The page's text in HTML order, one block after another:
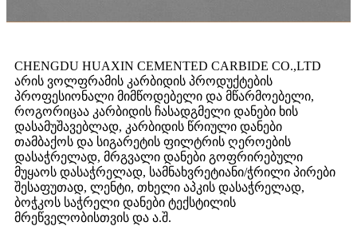
CHENGDU HUAXIN CEMENTED CARBIDE CO.,LTD
არის ვოლფრამის კარბიდის პროდუქტების
პროფესიონალი მიმწოდებელი და მწარმოებელი,
როგორიცაა კარბიდის ჩასადგმელი დანები ხის
დასამუშავებლად, კარბიდის წრიული დანები
თამბაქოს და სიგარეტის ფილტრის ღეროების
დასაჭრელად, მრგვალი დანები გოფრირებული
მუყაოს დასაჭრელად, სამნახვრეტიანი/ჭრილი პირები
შესაფუთად, ლენტი, თხელი აპკის დასაჭრელად,
ბოჭკოს საჭრელი დანები ტექსტილის
მრეწველობისთვის და ა.შ.